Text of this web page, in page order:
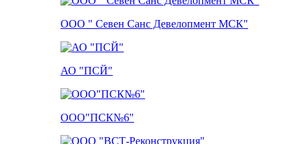
ООО " Севен Санс Девелопмент МСК"
АО "ПСЙ"
ООО"ПСК№6"